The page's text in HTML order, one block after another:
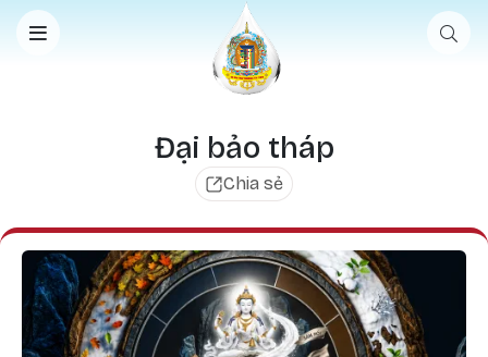
Nhảy đến nội dung
đại bảo tháp
Chia sẻ